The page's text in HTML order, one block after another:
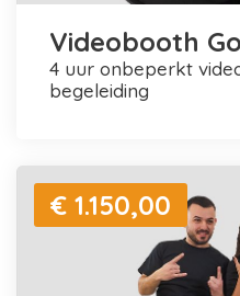
Videobooth
4 uur onbeperkt video's maken + personele
begeleiding
€ 1.150,00